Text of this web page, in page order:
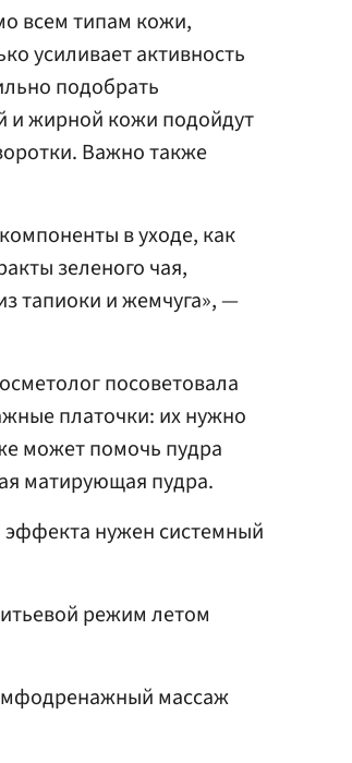
всем типам кожи,
усиливает активность
подобрать
и жирной кожи подойдут
Важно также
в уходе, как
зеленого чая,
тапиоки и жемчуга», —
посоветовала
платочки: их нужно
может помочь пудра
матирующая пудра.
нужен системный
режим летом
массаж